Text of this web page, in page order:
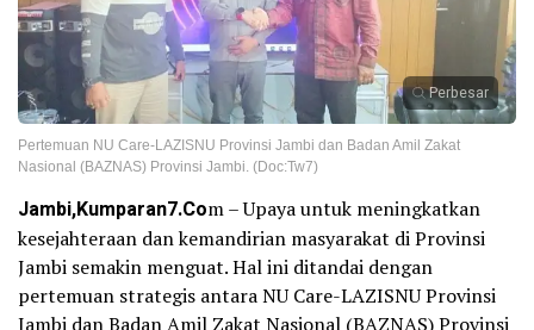
Perbesar
Pertemuan NU Care-LAZISNU Provinsi Jambi dan Badan Amil Zakat
Nasional (BAZNAS) Provinsi Jambi. (Doc:Tw7)
Jambi,Kumparan7.Com – Upaya untuk meningkatkan
kesejahteraan dan kemandirian masyarakat di Provinsi
Jambi semakin menguat. Hal ini ditandai dengan
pertemuan strategis antara NU Care-LAZISNU Provinsi
Jambi dan Badan Amil Zakat Nasional (BAZNAS) Provinsi